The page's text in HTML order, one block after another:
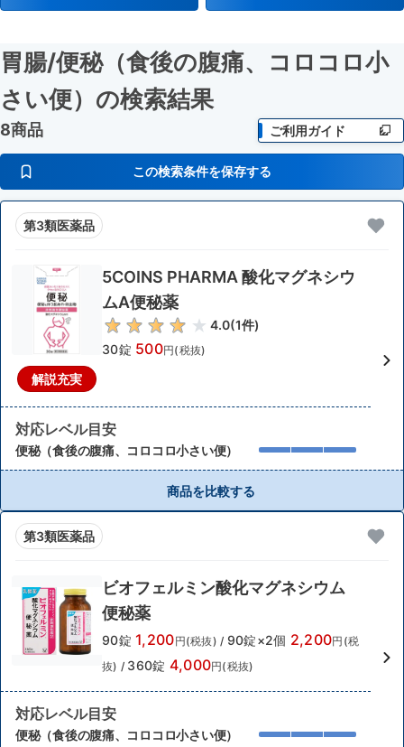
胃腸/便秘（食後の腹痛、コロコロ小
さい便） の検索結果
8商品 ご利用ガイド
この検索条件を保存する
第3類医薬品
解説充実
5COINS PHARMA 酸化マグネシウ
ムA便秘薬
4.0(1件)
30錠 500円(税抜)
対応レベル目安
便秘（食後の腹痛、コロコロ小さい便）
商品を比較する
第3類医薬品
ビオフェルミン酸化マグネシウム
便秘薬
90錠 1,200円(税抜) / 90錠×2個 2,200円(税
抜) / 360錠 4,000円(税抜)
対応レベル目安
便秘（食後の腹痛、コロコロ小さい便）